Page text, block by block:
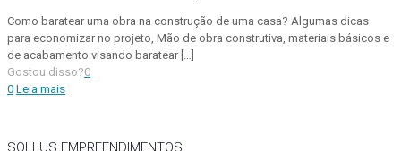
Como baratear uma obra na construção de uma casa? Algumas dicas
para economizar no projeto, Mão de obra construtiva, materiais básicos e
de acabamento visando baratear[…]
Gostou disso?0
0 Leia mais
SOLLUS EMPREENDIMENTOS